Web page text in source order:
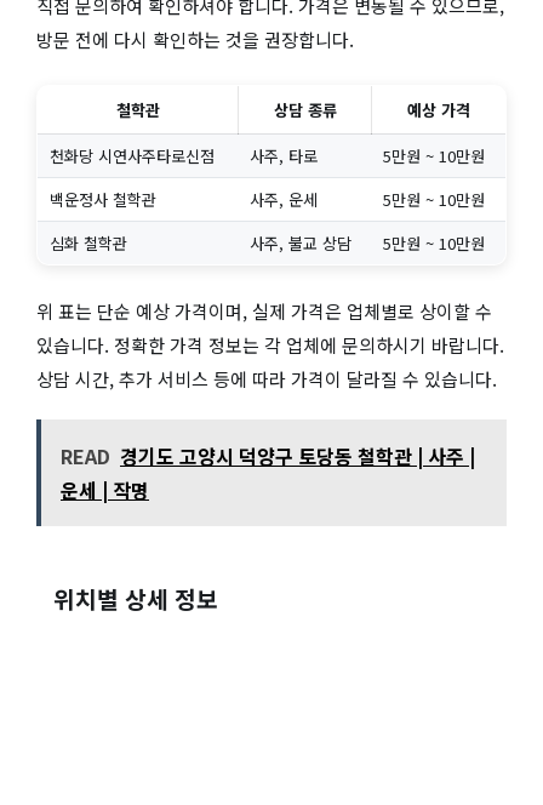
방문 전에 다시 확인하는 것을 권장합니다.
철학관 상담 종류
예상 가격
천화당 시연사주타로신점
사주, 타로
5만원 ~ 10만원
백운정사 철학관
사주, 운세
5만원 ~ 10만원
심화 철학관
사주, 불교 상담 5만원 ~ 10만원
위 표는 단순 예상 가격이며, 실제 가격은 업체별로 상이할 수
있습니다. 정확한 가격 정보는 각 업체에 문의하시기 바랍니다.
상담 시간, 추가 서비스 등에 따라 가격이 달라질 수 있습니다.
READ 경기도 고양시 덕양구 토당동 철학관 | 사주 |
운세 | 작명
위치별 상세 정보